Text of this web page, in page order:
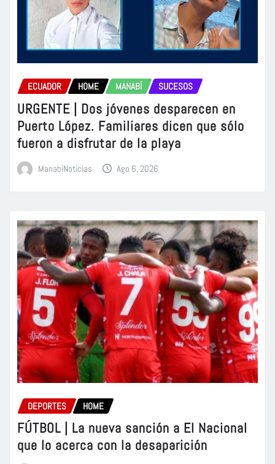
ECUADOR HOME MANABÍ SUCESOS
URGENTE | Dos jóvenes desparecen en
Puerto López. Familiares dicen que sólo
fueron a disfrutar de la playa
ManabiNoticias Ago 6, 2026
DEPORTES HOME
FÚTBOL | La nueva sanción a El Nacional
que lo acerca con la desaparición